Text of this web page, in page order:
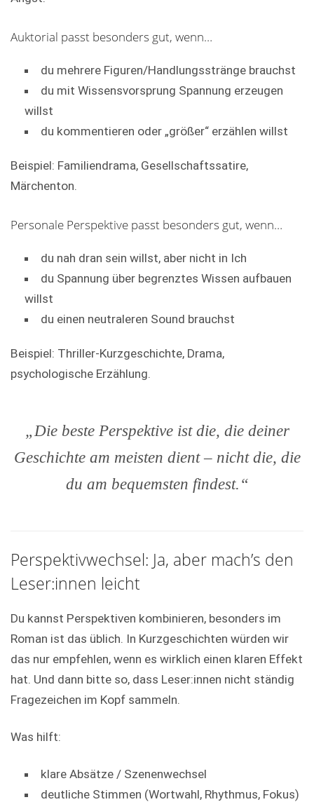
Auktorial passt besonders gut, wenn…
du mehrere Figuren/Handlungsstränge brauchst
du mit Wissensvorsprung Spannung erzeugen
willst
du kommentieren oder „größer“ erzählen willst
Beispiel: Familiendrama, Gesellschaftssatire,
Märchenton.
Personale Perspektive passt besonders gut, wenn…
du nah dran sein willst, aber nicht in Ich
du Spannung über begrenztes Wissen aufbauen
willst
du einen neutraleren Sound brauchst
Beispiel: Thriller-Kurzgeschichte, Drama,
psychologische Erzählung.
„Die beste Perspektive ist die, die deiner
Geschichte am meisten dient – nicht die, die
du am bequemsten findest.“
Perspektivwechsel: Ja, aber mach’s den
Leser:innen leicht
Du kannst Perspektiven kombinieren, besonders im
Roman ist das üblich. In Kurzgeschichten würden wir
das nur empfehlen, wenn es wirklich einen klaren Effekt
hat. Und dann bitte so, dass Leser:innen nicht ständig
Fragezeichen im Kopf sammeln.
Was hilft:
klare Absätze / Szenenwechsel
deutliche Stimmen (Wortwahl, Rhythmus, Fokus)